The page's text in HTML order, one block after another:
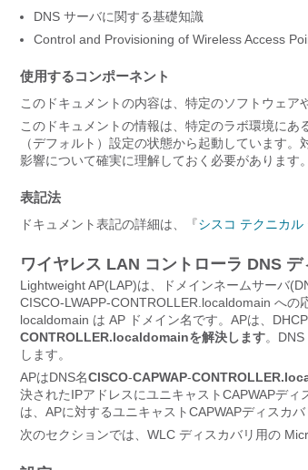
DNS サーバに関する基礎知識
Control and Provisioning of Wireless Access
使用するコンポーネント
このドキュメントの内容は、特定のソフトウェア
このドキュメントの情報は、特定のラボ環境に
（デフォルト）設定の状態から起動しています
影響について確実に理解しておく必要があります。
表記法
ドキュメント表記の詳細は、『シスコ テクニカル
ワイヤレス LAN コントローラ DNS デ
Lightweight AP(LAP)は、ドメインネームサーバ
CISCO-LWAPP-CONTROLLER.localdomain への
localdomain は AP ドメイン名です。APは、
CONTROLLER.localdomainを解決します。
します。
APはDNS名CISCO-CAPWAP-
決されたIPアドレスにユニキャストCAPWAPデ
は、APに対するユニキャストCAPWAPディスカバ
次のセクションでは、WLC ディスカバリ用の